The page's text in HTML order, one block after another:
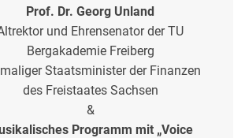
Prof. Dr. Georg Unland
und Ehrensenator der TU
Bergakademie Freiberg
Staatsminister der Finanzen
des Freistaates Sachsen
&
Programm mit „Voice